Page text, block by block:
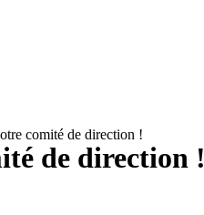
comité de direction !
de direction !